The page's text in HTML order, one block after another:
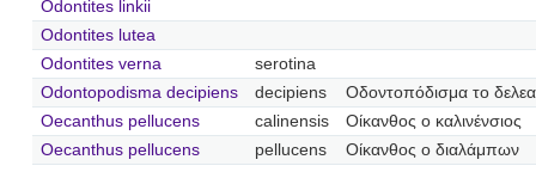
Odontites linkii
Odontites lutea
Odontites verna
serotina
Odontopodisma decipiens
decipiens
Οδοντοπόδισμα το
Oecanthus pellucens
calinensis
Οίκανθος ο καλινένσιος
Oecanthus pellucens
pellucens Οίκανθος ο διαλάμπων